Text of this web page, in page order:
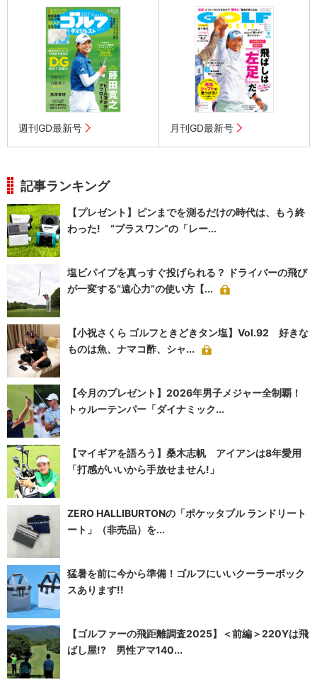
週刊GD最新号 月刊GD最新号
記事ランキング
【プレゼント】ピンまでを測るだけの時代は、もう終
わった! “プラスワン”の「レー...
塩ビパイプを真っすぐ投げられる？ ドライバーの飛び
が一変する“遠心力”の使い方【...
【小祝さくら ゴルフときどきタン塩】Vol.92 好きな
ものは魚、ナマコ酢、シャ...
【今月のプレゼント】2026年男子メジャー全制覇！
トゥルーテンパー「ダイナミック...
【マイギアを語ろう】桑木志帆 アイアンは8年愛用
「打感がいいから手放せません!」
ZERO HALLIBURTONの「ポケッタブル ランドリート
ート」（非売品）を...
猛暑を前に今から準備！ゴルフにいいクーラーボック
スあります!!
【ゴルファーの飛距離調査2025】＜前編＞220Yは飛
ばし屋!? 男性アマ140...